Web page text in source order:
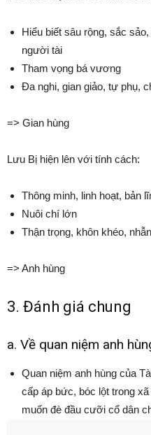
Hiểu biết sâu rộng, sắc
người tài
Tham vọng bá vương
Đa nghi, gian giảo, tự phụ,
=> Gian hùng
Lưu Bị hiện lên với tính cách:
Thông minh, linh hoạt, bản
Nuôi chí lớn
Thận trọng, khôn khéo,
=> Anh hùng
3. Đánh giá chung
a. Về quan niệm anh
Quan niệm anh hùng của
cấp áp bức, bóc lột trong
muốn đè đầu cưỡi cổ dân